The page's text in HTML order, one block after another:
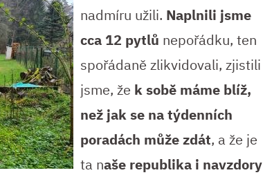
nadmíru užili. Naplnili jsme
cca 12 pytlů nepořádku, ten
spořádaně zlikvidovali, zjistili
jsme, že k sobě máme blíž,
než jak se na týdenních
poradách může zdát, a že je
ta naše republika i navzdory